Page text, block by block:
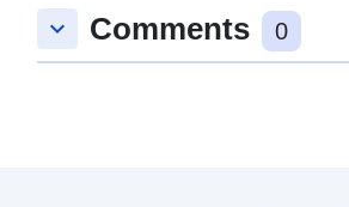
keyboard_arrow_down Comments 0